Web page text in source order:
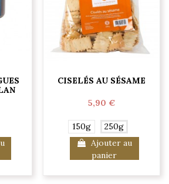
CISELÉS AU SÉSAME
5,90 €
150g
250g
Ajouter au
panier